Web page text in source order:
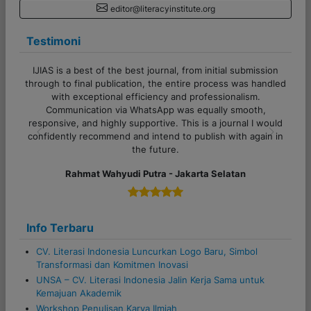
editor@literacyinstitute.org
Testimoni
submission
was handled
smooth,
journal I would
with again in
Terima kasih banyak untuk admin CV Literasi
Pelayanannya cepat, responsif, dan sangat
sekali. Proses komunikasi juga lancar, sangat
semua pertanyaan dijawab dengan jelas.
untuk tim Literasi Indonesia!
Alfi Khoiriyyah - Lampung
Previous Next
Info Terbaru
CV. Literasi Indonesia Luncurkan Logo Baru, Simbol
Transformasi dan Komitmen Inovasi
UNSA – CV. Literasi Indonesia Jalin Kerja Sama untuk
Kemajuan Akademik
Workshop Penulisan Karya Ilmiah